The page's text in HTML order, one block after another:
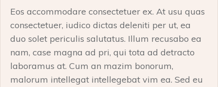
Eos accommodare consectetuer ex. At usu quas
consectetuer, iudico dictas deleniti per ut, ea
duo solet periculis salutatus. Illum recusabo ea
nam, case magna ad pri, qui tota ad detracto
laboramus at. Cum an mazim bonorum,
malorum intellegat intellegebat vim ea. Sed eu